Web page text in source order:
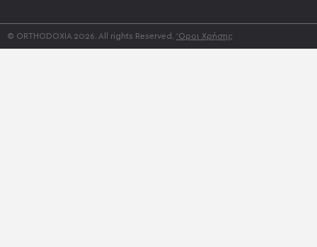
© ORTHODOXIA 2026. All rights Reserved. 'Οροι Χρήσης